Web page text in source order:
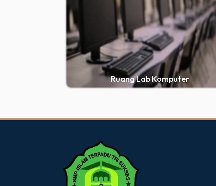
Ruang Lab Komputer